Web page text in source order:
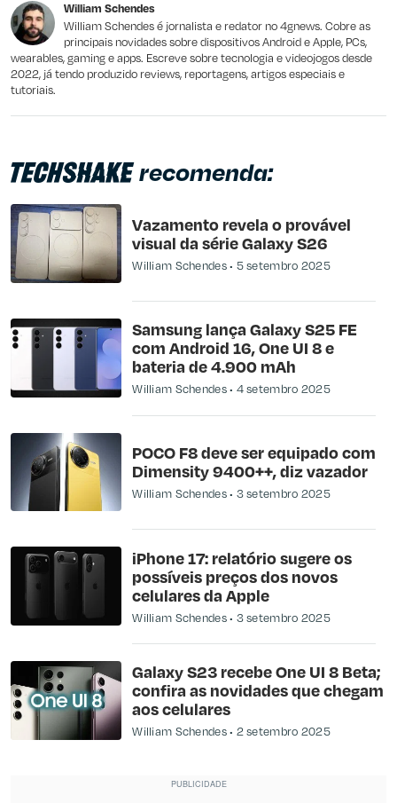
Outro
William Schendes
William Schendes é jornalista e redator no 4gnews. Cobre as
principais novidades sobre dispositivos Android e Apple, PCs,
wearables, gaming e apps. Escreve sobre tecnologia e videojogos desde
2022, já tendo produzido reviews, reportagens, artigos especiais e
tutoriais.
recomenda:
Vazamento revela o provável
visual da série Galaxy S26
William Schendes 5 setembro 2025
Samsung lança Galaxy S25 FE
com Android 16, One UI 8 e
bateria de 4.900 mAh
William Schendes 4 setembro 2025
POCO F8 deve ser equipado com
Dimensity 9400++, diz vazador
William Schendes 3 setembro 2025
iPhone 17: relatório sugere os
possíveis preços dos novos
celulares da Apple
William Schendes 3 setembro 2025
Galaxy S23 recebe One UI 8 Beta;
confira as novidades que chegam
aos celulares
William Schendes 2 setembro 2025